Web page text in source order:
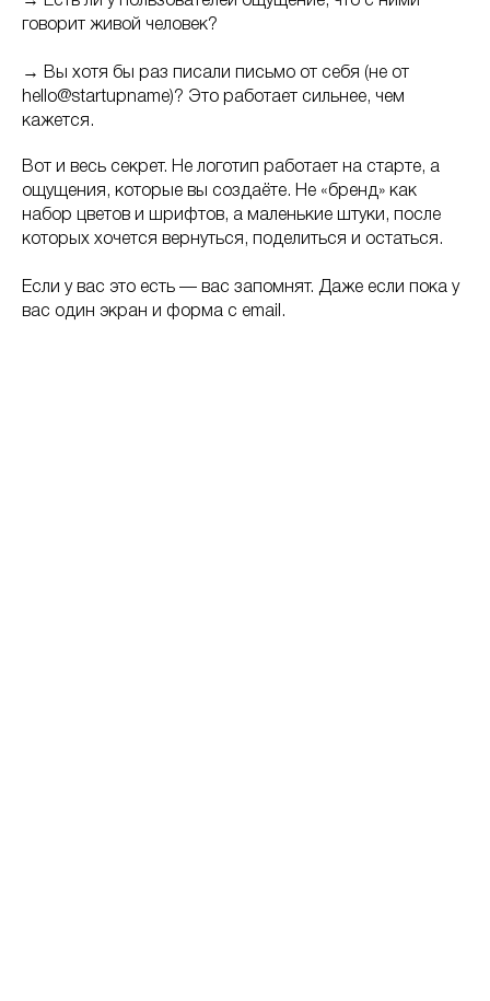
говорит живой человек?
→ Вы хотя бы раз писали письмо от себя (не от
hello@startupname)? Это работает сильнее, чем
кажется.
Вот и весь секрет. Не логотип работает на старте, а
ощущения, которые вы создаёте. Не «бренд» как
набор цветов и шрифтов, а маленькие штуки, после
которых хочется вернуться, поделиться и остаться.
Если у вас это есть — вас запомнят. Даже если пока у
вас один экран и форма с email.